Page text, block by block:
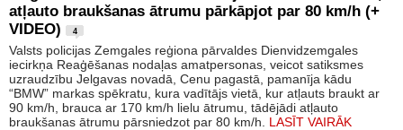
atļauto braukšanas ātrumu pārkāpjot par 80 km/h (+
VIDEO)
4
Valsts policijas Zemgales reģiona pārvaldes Dienvidzemgales
iecirkņa Reaģēšanas nodaļas amatpersonas, veicot satiksmes
uzraudzību Jelgavas novadā, Cenu pagastā, pamanīja kādu
“BMW” markas spēkratu, kura vadītājs vietā, kur atļauts braukt ar
90 km/h, brauca ar 170 km/h lielu ātrumu, tādējādi atļauto
braukšanas ātrumu pārsniedzot par 80 km/h. LASĪT VAIRĀK